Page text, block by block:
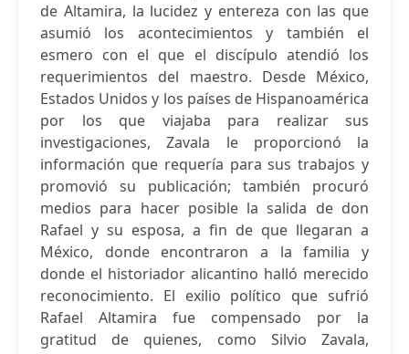
de Altamira, la lucidez y entereza con las que
asumió los acontecimientos y también el
esmero con el que el discípulo atendió los
requerimientos del maestro. Desde México,
Estados Unidos y los países de Hispanoamérica
por los que viajaba para realizar sus
investigaciones, Zavala le proporcionó la
información que requería para sus trabajos y
promovió su publicación; también procuró
medios para hacer posible la salida de don
Rafael y su esposa, a fin de que llegaran a
México, donde encontraron a la familia y
donde el historiador alicantino halló merecido
reconocimiento. El exilio político que sufrió
Rafael Altamira fue compensado por la
gratitud de quienes, como Silvio Zavala,